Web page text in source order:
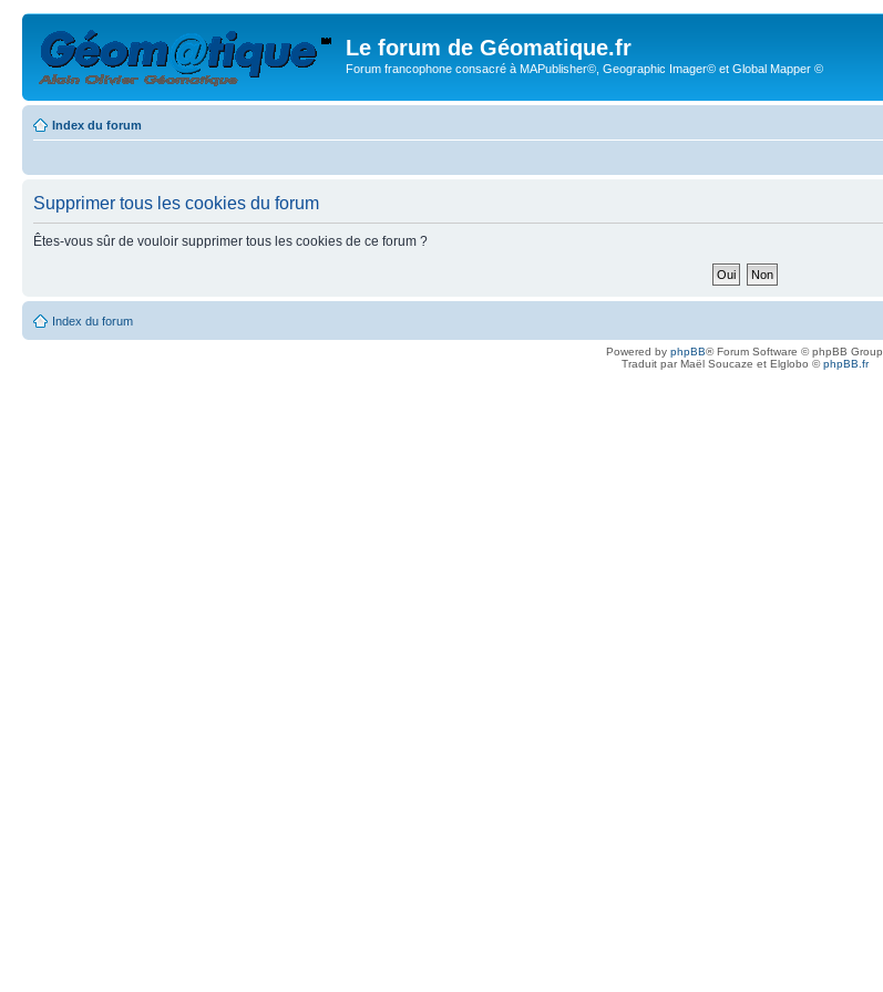
Le forum de Géomatique.fr
Forum francophone consacré à MAPublisher©, Geographic Imager© et Global Mapper ©
Index du forum
Supprimer tous les cookies du forum
Êtes-vous sûr de vouloir supprimer tous les cookies de ce forum ?
Index du forum
Powered by phpBB® Forum Software © phpBB Group
Traduit par Maël Soucaze et Elglobo ©phpBB.fr